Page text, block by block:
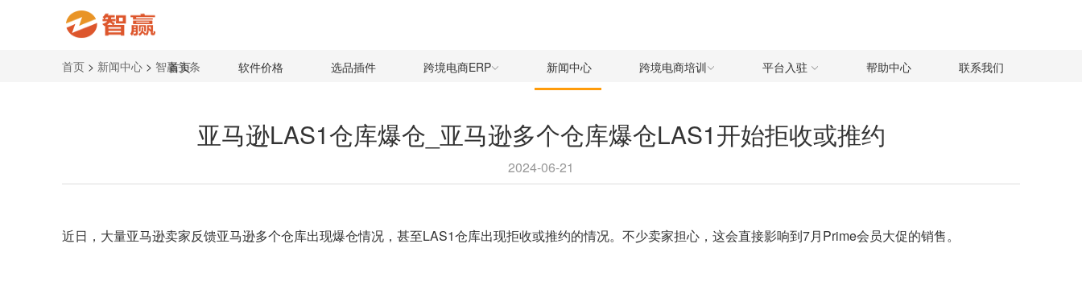
首页 软件价格 选品插件 跨境电商ERP 新闻中心 跨境电商培训 平台入驻 帮助中心 联系我们
首页 > 新闻中心 > 智赢头条
亚马逊LAS1仓库爆仓_亚马逊多个仓库爆仓LAS1开始拒收或推约
2024-06-21
近日，大量亚马逊卖家反馈亚马逊多个仓库出现爆仓情况，甚至LAS1仓库出现拒收或推约的情况。不少卖家担心，这会直接影响到7月Prime会员大促的销售。